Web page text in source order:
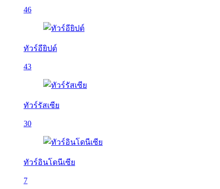
46
ทัวร์อียิปต์
43
ทัวร์รัสเซีย
30
ทัวร์อินโดนีเซีย
7